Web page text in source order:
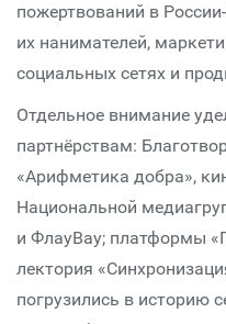
пожертвований в
их нанимателей,
социальных сетях и
Отдельное внимание
партнёрствам:
«Арифметика добра»,
Национальной
и ФлауВау; платформы
лектория
погрузились в историю